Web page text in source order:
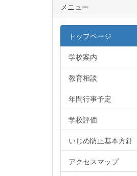
メニュー
トップページ
学校案内
教育相談
年間行事予定
学校評価
いじめ防止基本方針
アクセスマップ